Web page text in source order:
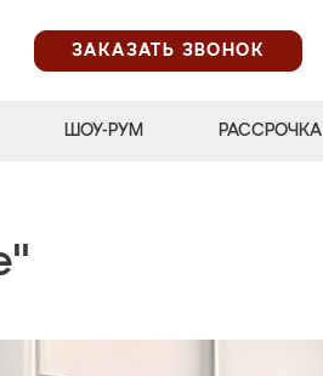
ЗАКАЗАТЬ ЗВОНОК
ШОУ-РУМ РАССРОЧКА